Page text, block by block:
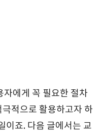
자에게 꼭 필요한 절차
적으로 활용하고자 하
이죠. 다음 글에서는 교